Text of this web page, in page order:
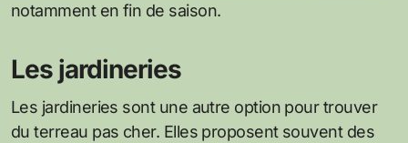
notamment en fin de saison.
Les jardineries
Les jardineries sont une autre option pour trouver
du terreau pas cher. Elles proposent souvent des